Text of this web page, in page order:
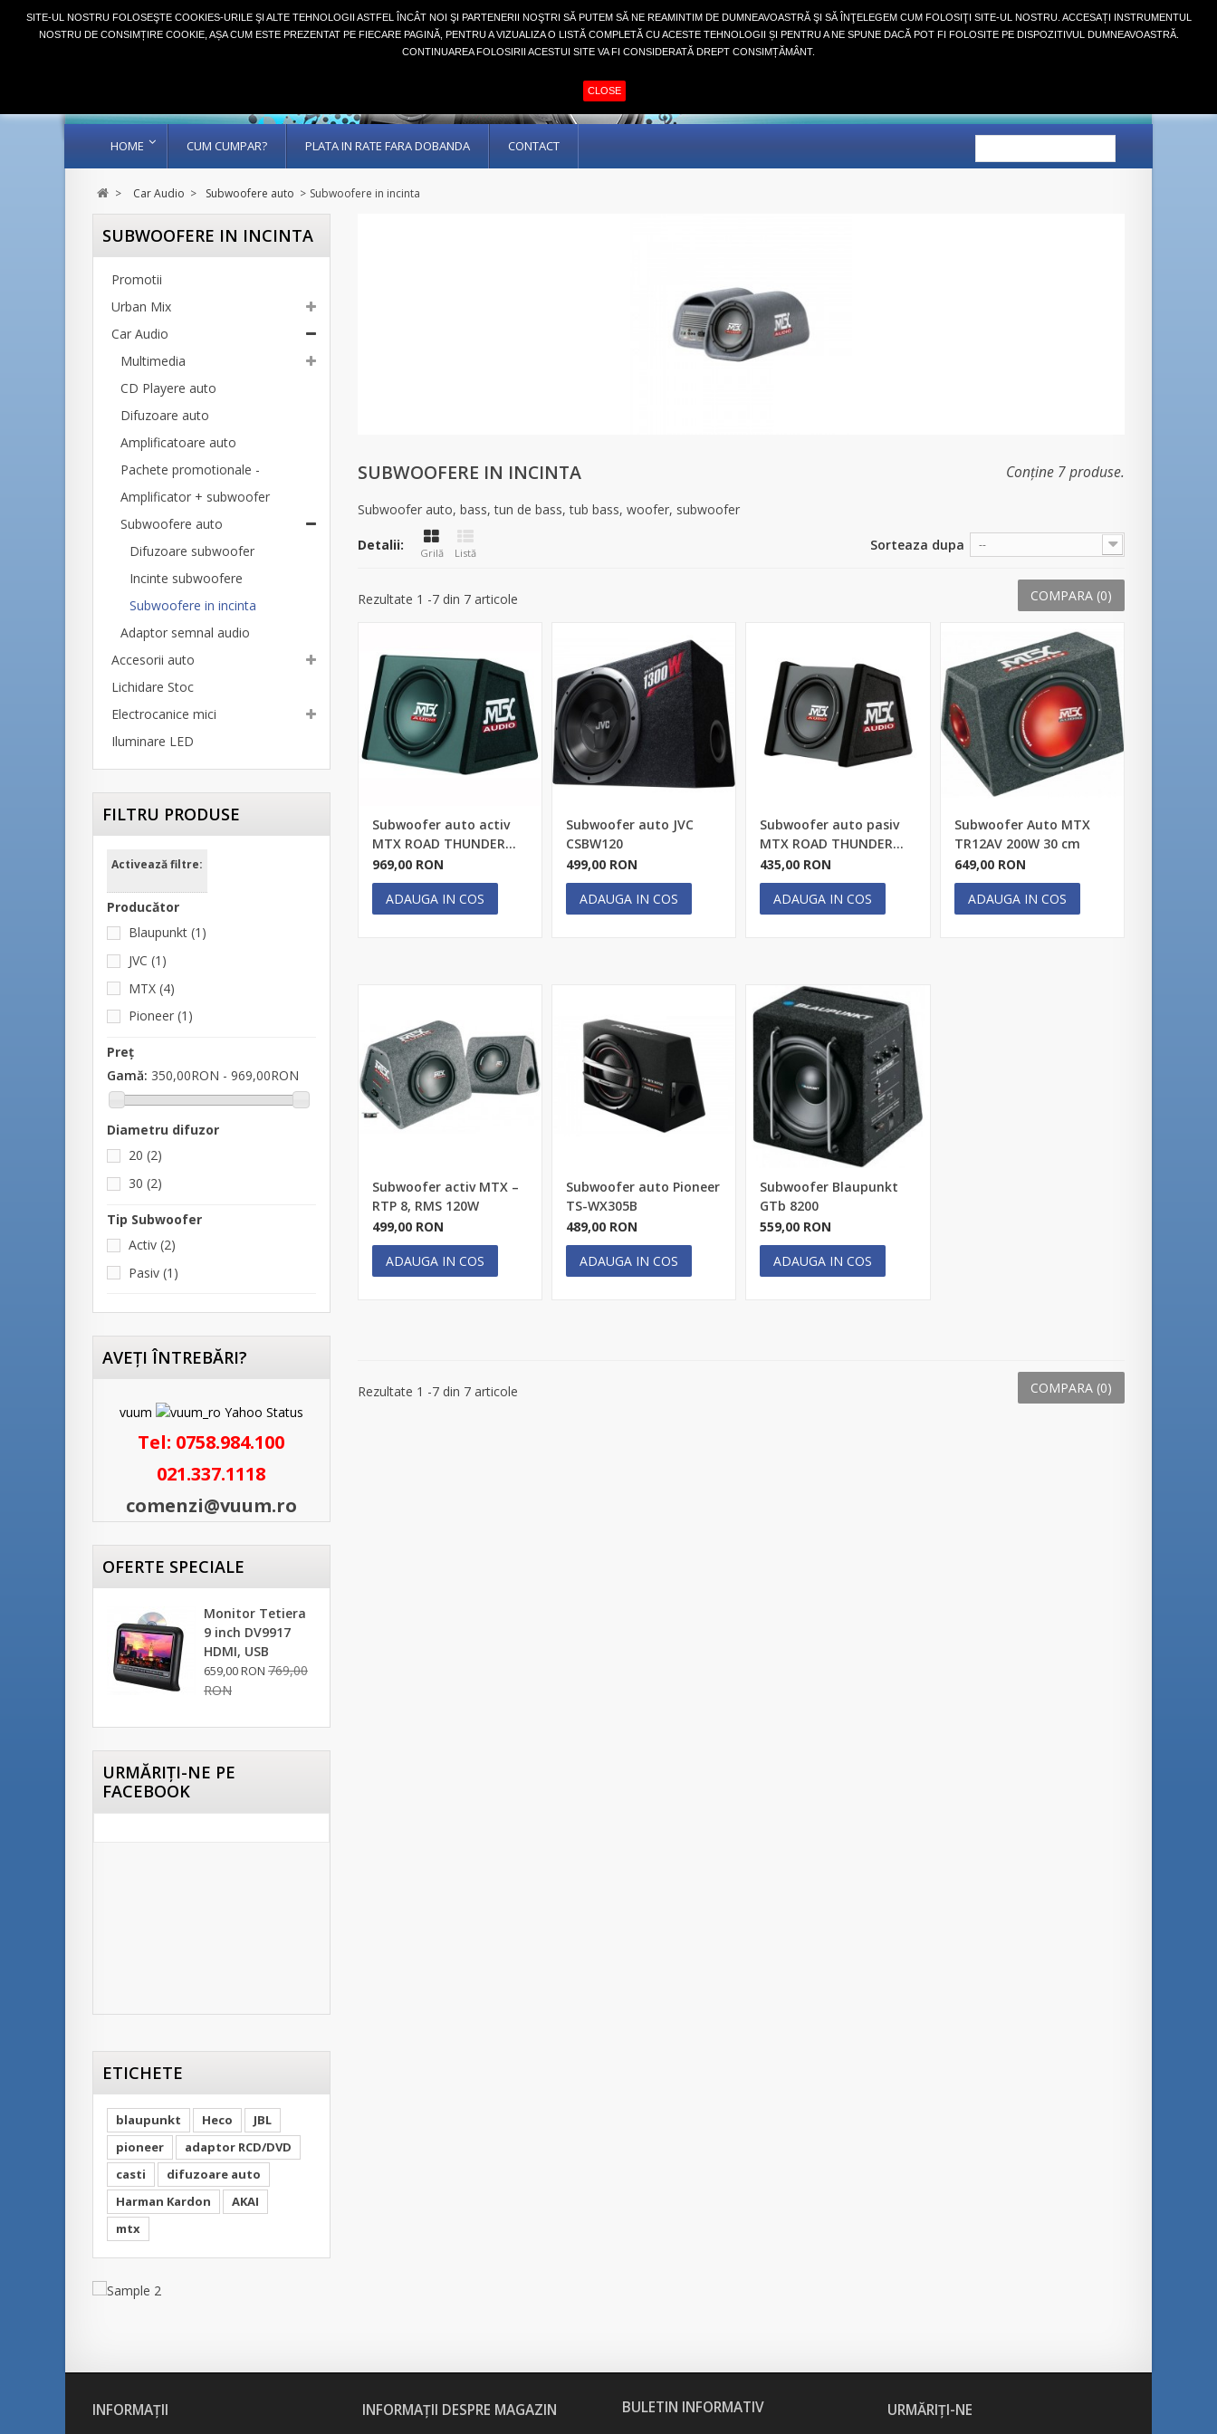
HOME CUM CUMPAR? PLATA IN RATE FARA DOBANDA CONTACT
> Car Audio > Subwoofere auto > Subwoofere in incinta
SUBWOOFERE IN INCINTA
Promotii
Urban Mix
Car Audio
Multimedia
CD Playere auto
Difuzoare auto
Amplificatoare auto
Pachete promotionale -
Amplificator + subwoofer
Subwoofere auto
Difuzoare subwoofer
Incinte subwoofere
Subwoofere in incinta
Adaptor semnal audio
Accesorii auto
Lichidare Stoc
Electrocanice mici
Iluminare LED
FILTRU PRODUSE
Activează filtre:
Producător
Blaupunkt (1)
JVC (1)
MTX (4)
Pioneer (1)
Preț
Gamă: 350,00RON - 969,00RON
Diametru difuzor
20 (2)
30 (2)
Tip Subwoofer
Activ (2)
Pasiv (1)
AVEŢI ÎNTREBĂRI?
vuum
Tel: 0758.984.100
021.337.1118
comenzi@vuum.ro
OFERTE SPECIALE
Monitor Tetiera
9 inch DV9917
HDMI, USB
659,00 RON 769,00
RON
URMĂRIŢI-NE PE
FACEBOOK
ETICHETE
blaupunkt Heco
JBL
pioneer
adaptor RCD/DVD
casti
difuzoare auto
Harman Kardon
AKAI
mtx
SUBWOOFERE IN INCINTA Conține 7 produse.
Subwoofer auto, bass, tun de bass, tub bass, woofer, subwoofer
Detalii: Grilă Listă Sorteaza dupa --
COMPARA (0)
Rezultate 1 -7 din 7 articole
Subwoofer auto activ
MTX ROAD THUNDER...
969,00 RON
ADAUGA IN COS
Subwoofer auto JVC
CSBW120
499,00 RON
ADAUGA IN COS
Subwoofer auto pasiv
MTX ROAD THUNDER...
435,00 RON
ADAUGA IN COS
Subwoofer Auto MTX
TR12AV 200W 30 cm
649,00 RON
ADAUGA IN COS
Subwoofer activ MTX –
RTP 8, RMS 120W
499,00 RON
ADAUGA IN COS
Subwoofer auto Pioneer
TS-WX305B
489,00 RON
ADAUGA IN COS
Subwoofer Blaupunkt
GTb 8200
559,00 RON
ADAUGA IN COS
COMPARA (0)
Rezultate 1 -7 din 7 articole
INFORMAŢII INFORMAȚII DESPRE MAGAZIN BULETIN INFORMATIV URMĂRIȚI-NE
SITE-UL NOSTRU FOLOSEŞTE COOKIES-URILE ŞI ALTE TEHNOLOGII ASTFEL ÎNCÂT NOI ŞI PARTENERII NOŞTRI SĂ PUTEM SĂ NE REAMINTIM DE DUMNEAVOASTRĂ ŞI SĂ ÎNŢELEGEM CUM FOLOSIŢI SITE-UL NOSTRU. ACCESAȚI INSTRUMENTUL
NOSTRU DE CONSIMȚIRE COOKIE, AȘA CUM ESTE PREZENTAT PE FIECARE PAGINĂ, PENTRU A VIZUALIZA O LISTĂ COMPLETĂ CU ACESTE TEHNOLOGII ȘI PENTRU A NE SPUNE DACĂ POT FI FOLOSITE PE DISPOZITIVUL DUMNEAVOASTRĂ.
CONTINUAREA FOLOSIRII ACESTUI SITE VA FI CONSIDERATĂ DREPT CONSIMȚĂMÂNT.
CLOSE